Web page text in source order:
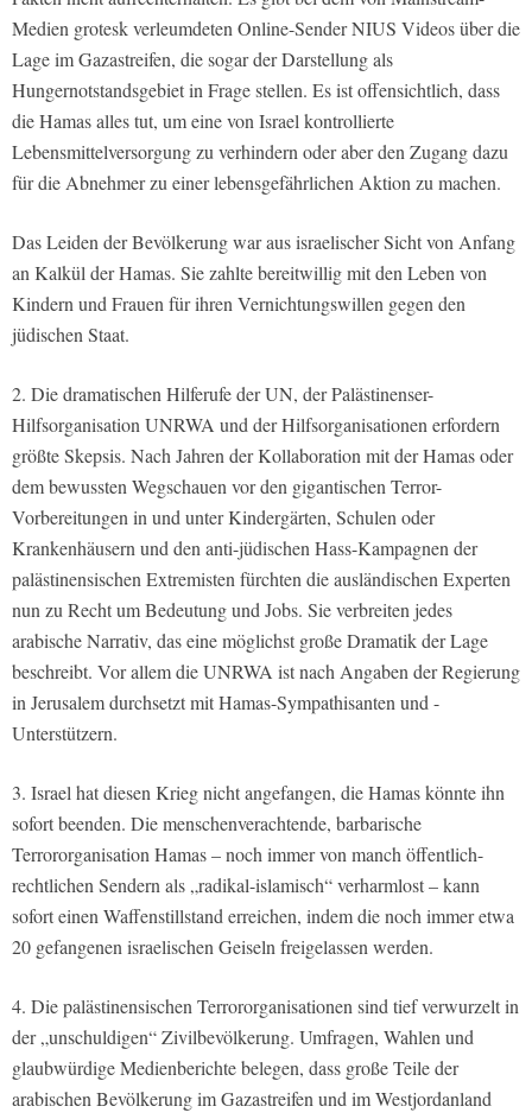
Medien grotesk verleumdeten Online-Sender NIUS Videos über die
Lage im Gazastreifen, die sogar der Darstellung als
Hungernotstandsgebiet in Frage stellen. Es ist offensichtlich, dass
die Hamas alles tut, um eine von Israel kontrollierte
Lebensmittelversorgung zu verhindern oder aber den Zugang dazu
für die Abnehmer zu einer lebensgefährlichen Aktion zu machen.
Das Leiden der Bevölkerung war aus israelischer Sicht von Anfang
an Kalkül der Hamas. Sie zahlte bereitwillig mit den Leben von
Kindern und Frauen für ihren Vernichtungswillen gegen den
jüdischen Staat.
2. Die dramatischen Hilferufe der UN, der Palästinenser-
Hilfsorganisation UNRWA und der Hilfsorganisationen erfordern
größte Skepsis. Nach Jahren der Kollaboration mit der Hamas oder
dem bewussten Wegschauen vor den gigantischen Terror-
Vorbereitungen in und unter Kindergärten, Schulen oder
Krankenhäusern und den anti-jüdischen Hass-Kampagnen der
palästinensischen Extremisten fürchten die ausländischen Experten
nun zu Recht um Bedeutung und Jobs. Sie verbreiten jedes
arabische Narrativ, das eine möglichst große Dramatik der Lage
beschreibt. Vor allem die UNRWA ist nach Angaben der Regierung
in Jerusalem durchsetzt mit Hamas-Sympathisanten und -
Unterstützern.
3. Israel hat diesen Krieg nicht angefangen, die Hamas könnte ihn
sofort beenden. Die menschenverachtende, barbarische
Terrororganisation Hamas – noch immer von manch öffentlich-
rechtlichen Sendern als „radikal-islamisch“ verharmlost – kann
sofort einen Waffenstillstand erreichen, indem die noch immer etwa
20 gefangenen israelischen Geiseln freigelassen werden.
4. Die palästinensischen Terrororganisationen sind tief verwurzelt in
der „unschuldigen“ Zivilbevölkerung. Umfragen, Wahlen und
glaubwürdige Medienberichte belegen, dass große Teile der
arabischen Bevölkerung im Gazastreifen und im Westjordanland